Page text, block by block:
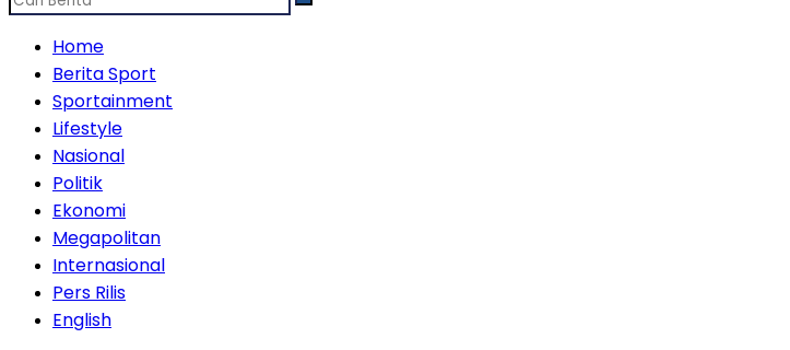
Home
Berita Sport
Sportainment
Lifestyle
Nasional
Politik
Ekonomi
Megapolitan
Internasional
Pers Rilis
English